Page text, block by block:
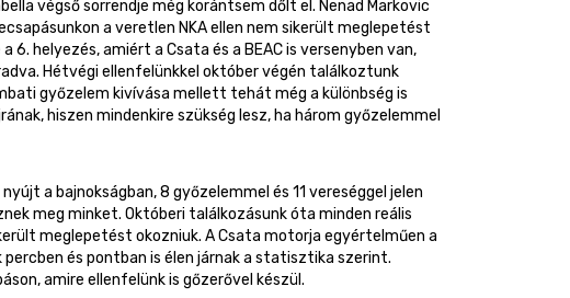
végső sorrendje még korántsem dőlt el. Nenad Markovic
a veretlen NKA ellen nem sikerült meglepetést
helyezés, amiért a Csata és a BEAC is versenyben van,
Hétvégi ellenfelünkkel október végén találkoztunk
győzelem kivívása mellett tehát még a különbség is
hiszen mindenkire szükség lesz, ha három győzelemmel
a bajnokságban, 8 győzelemmel és 11 vereséggel jelen
meg minket. Októberi találkozásunk óta minden reális
meglepetést okozniuk. A Csata motorja egyértelműen a
percben és pontban is élen járnak a statisztika szerint.
amire ellenfelünk is gőzerővel készül.